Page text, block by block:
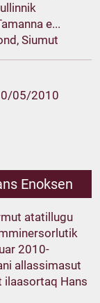
e...
Siumut
05/2010
Enoksen
atatillugu
2010-
allassimasut
ilaasortaq Hans